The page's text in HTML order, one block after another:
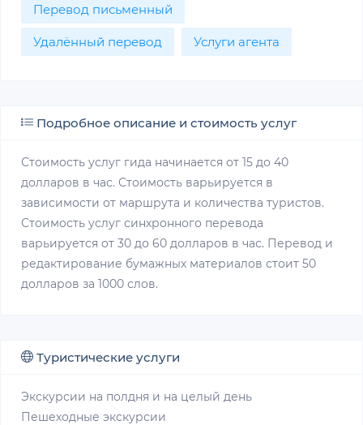
Перевод письменный
Удалённый перевод Услуги агента
Подробное описание и стоимость услуг
Стоимость услуг гида начинается от 15 до 40
долларов в час. Стоимость варьируется в
зависимости от маршрута и количества туристов.
Стоимость услуг синхронного перевода
варьируется от 30 до 60 долларов в час. Перевод и
редактирование бумажных материалов стоит 50
долларов за 1000 слов.
Туристические услуги
Экскурсии на полдня и на целый день
Пешеходные экскурсии